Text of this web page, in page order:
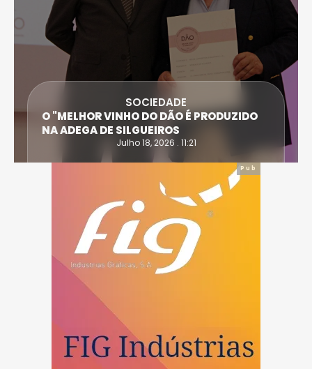
SOCIEDADE
O "MELHOR VINHO DO DÃO É PRODUZIDO
NA ADEGA DE SILGUEIROS
Julho 18, 2026 . 11:21
Pub